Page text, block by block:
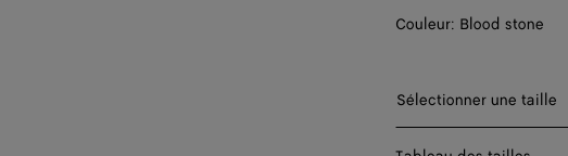
Couleur: Blood stone
Sélectionner une taille
Sélectionner une taille
11